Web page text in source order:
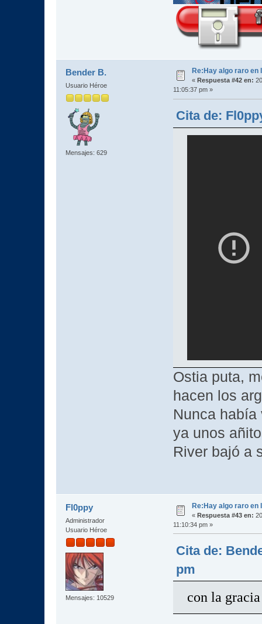
Bender B.
Usuario Héroe
Mensajes: 629
Re:Hay algo raro en
« Respuesta #42 en:
11:05:37 pm »
Cita de:
Ostia puta,
hacen los
Nunca
ya unos
River bajó a
Fl0ppy
Administrador
Usuario Héroe
Mensajes: 10529
Re:Hay algo raro en
« Respuesta #43 en:
11:10:34 pm »
Cita de:
pm
con la